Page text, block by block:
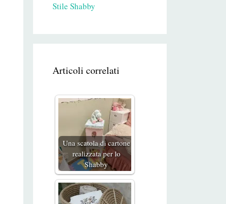
Stile Shabby
Articoli correlati
Una scatola di cartone
realizzata per lo
Shabby